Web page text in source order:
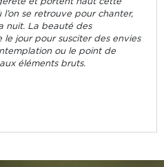
se retrouve pour chanter,
nuit. La beauté des
jour pour susciter des envies
ou le point de
éléments bruts.